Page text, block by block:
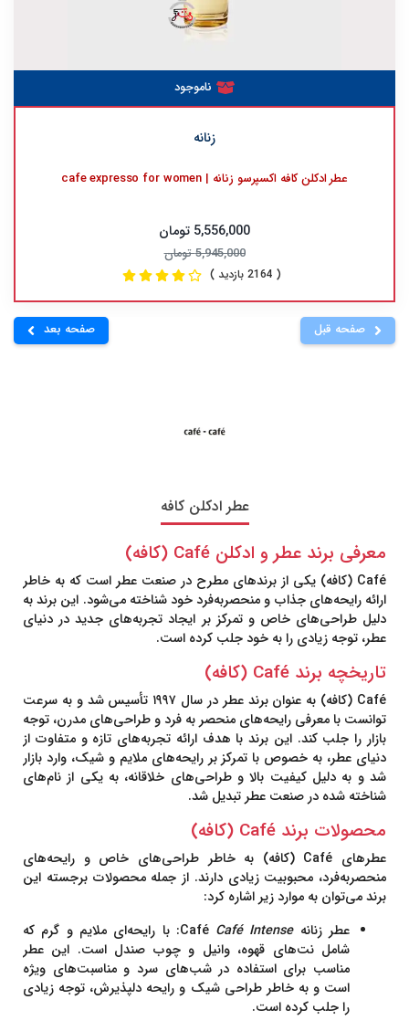
ناموجود
زنانه
عطر ادکلن کافه اکسپرسو زنانه | cafe expresso for women
5,556,000 تومان
5,945,000 تومان
( 2164 بازدید )
صفحه قبل صفحه بعد
عطر ادکلن کافه
معرفی برند عطر و ادکلن Café (کافه)
Café (کافه) یکی از برندهای مطرح در صنعت عطر است که به خاطر
ارائه رایحه‌های جذاب و منحصربه‌فرد خود شناخته می‌شود. این برند به
دلیل طراحی‌های خاص و تمرکز بر ایجاد تجربه‌های جدید در دنیای
عطر، توجه زیادی را به خود جلب کرده است.
تاریخچه برند Café (کافه)
Café (کافه) به عنوان برند عطر در سال ۱۹۹۷
تأسیس شد و به سرعت
توانست با معرفی رایحه‌های منحصر به فرد و طراحی‌های مدرن، توجه
بازار را جلب کند. این برند با هدف ارائه تجربه‌های تازه و متفاوت از
دنیای عطر، به خصوص با تمرکز بر رایحه‌های ملایم و شیک، وارد بازار
شد و به دلیل کیفیت بالا و طراحی‌های خلاقانه، به یکی از نام‌های
شناخته شده در صنعت عطر تبدیل شد.
محصولات برند Café (کافه)
عطرهای Café (کافه) به خاطر طراحی‌های خاص و رایحه‌های
منحصربه‌فرد، محبوبیت زیادی دارند. از جمله محصولات برجسته این
برند می‌توان به موارد زیر اشاره کرد:
عطر زنانه CaféCafé Intense
: با رایحه‌ای ملایم و گرم که
شامل نت‌های قهوه، وانیل و چوب صندل است. این عطر
مناسب برای استفاده در شب‌های سرد و مناسبت‌های ویژه
است و به خاطر طراحی شیک و رایحه دلپذیرش، توجه زیادی
را جلب کرده است.